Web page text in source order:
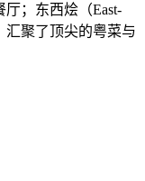
；东西烩（East-
汇聚了顶尖的粤菜与